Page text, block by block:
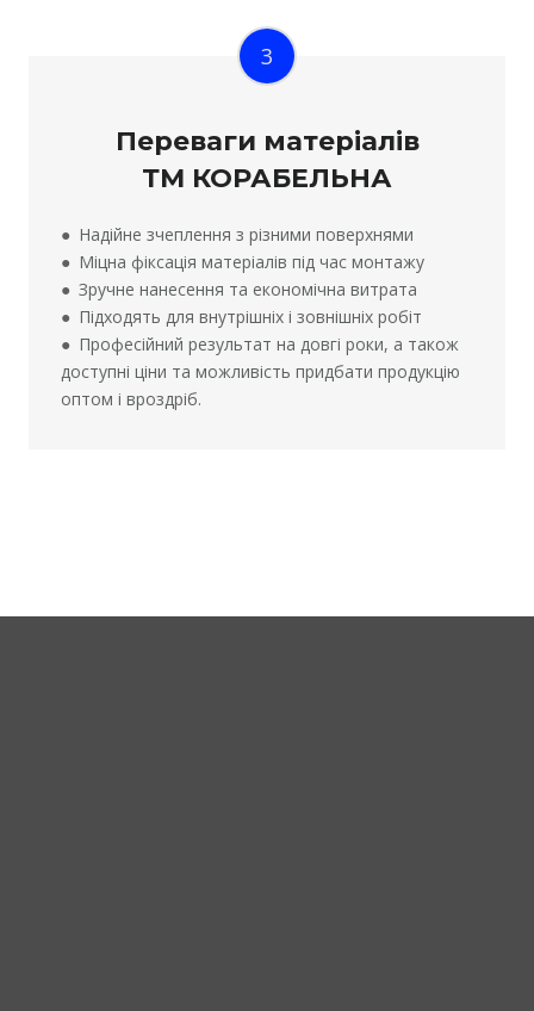
3
Переваги матеріалів
ТМ КОРАБЕЛЬНА
● Надійне зчеплення з різними поверхнями
● Міцна фіксація матеріалів під час монтажу
● Зручне нанесення та економічна витрата
● Підходять для внутрішніх і зовнішніх робіт
● Професійний результат на довгі роки, а також
доступні ціни та можливість придбати продукцію
оптом і вроздріб.